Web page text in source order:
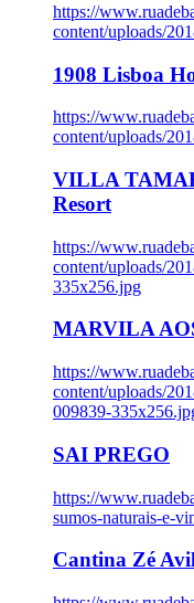
https://
content/uploads/
1908 Lisboa
https://
content/uploads/
VILLA
Resort
https://
content/uploads/
335x256.jpg
MARVILA
https://
content/uploads/
009839-
SAI PREGO
https://
sumos-naturais-e-
Cantina Zé